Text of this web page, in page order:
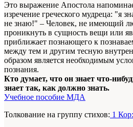
Это выражение Апостола
изречение греческого мудреца: "я
не знаю!" – Человек, не имеющий
проникнуть в сущность вещи или
приближает познающего к
между тем и другим тесную
образом является необходимым
познания.
Кто думает, что он знает что-
знает так, как должно знать.
Учебное пособие МДА
Толкование на группу стихов: 1